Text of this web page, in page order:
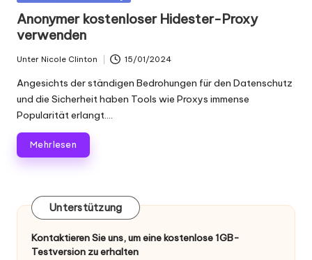
f
ü
r
je
d
e
n
e
Scraping
und
mehr.
Anonymer kostenloser Hidester-Proxy
verwenden
von
Unter Nicole Clinton 15/01/2024
Angesichts der ständigen Bedrohungen für den Datenschutz
und die Sicherheit haben Tools wie Proxys immense
Popularität erlangt....
Mehr lesen
Unterstützung
Kontaktieren Sie uns, um eine kostenlose 1GB-
Testversion zu erhalten